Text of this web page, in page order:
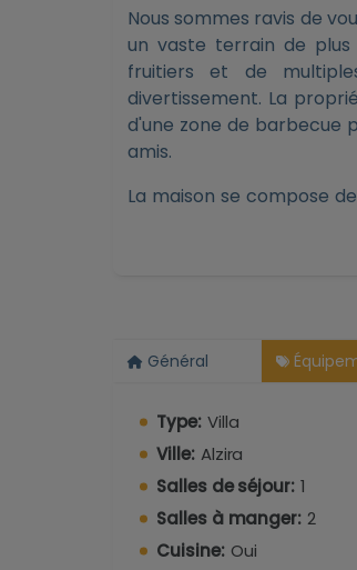
Nous sommes ravis de
un vaste terrain de plus
fruitiers et de
divertissement. La
d'une zone de barbecue
amis.
La maison se compose de
deux rues différentes,
cheminée, d'une
de deux salles de bains
La seconde maison
équipée, de deux salles
totale pour les invités ou
Les deux maisons sont en
Général
Type: Villa
Ville: Alzira
Salles de séjour: 1
Salles à manger: 2
Cuisine: Oui